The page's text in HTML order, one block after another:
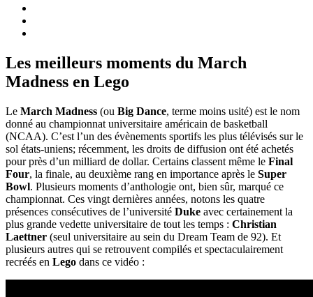
Les meilleurs moments du March
Madness en Lego
Le March Madness (ou Big Dance, terme moins usité) est le nom
donné au championnat universitaire américain de basketball
(NCAA). C’est l’un des évènements sportifs les plus télévisés sur le
sol états-uniens; récemment, les droits de diffusion ont été achetés
pour près d’un milliard de dollar. Certains classent même le Final
Four, la finale, au deuxième rang en importance après le Super
Bowl. Plusieurs moments d’anthologie ont, bien sûr, marqué ce
championnat. Ces vingt dernières années, notons les quatre
présences consécutives de l’université Duke avec certainement la
plus grande vedette universitaire de tout les temps : Christian
Laettner (seul universitaire au sein du Dream Team de 92). Et
plusieurs autres qui se retrouvent compilés et spectaculairement
recréés en Lego dans ce vidéo :